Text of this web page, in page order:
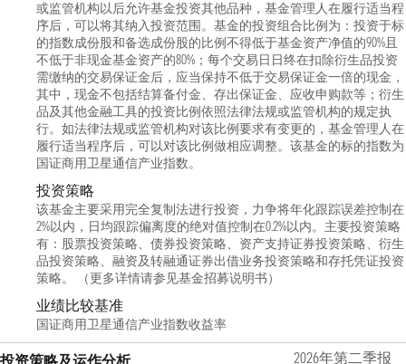
或监管机构以后允许基金投资其他品种，基金管理人在履行适当程
序后，可以将其纳入投资范围。基金的投资组合比例为：投资于标
的指数成份股和备选成份股的比例不得低于基金资产净值的90%且
不低于非现金基金资产的80%；每个交易日日终在扣除衍生品投资
需缴纳的交易保证金后，应当保持不低于交易保证金一倍的现金，
其中，现金不包括结算备付金、存出保证金、应收申购款等；衍生
品及其他金融工具的投资比例依照法律法规或监管机构的规定执
行。如法律法规或监管机构对该比例要求有变更的，基金管理人在
履行适当程序后，可以对该比例做相应调整。该基金的标的指数为
国证商用卫星通信产业指数。
投资策略
该基金主要采用完全复制法进行投资，力争将年化跟踪误差控制在
2%以内，日均跟踪偏离度的绝对值控制在0.2%以内。主要投资策略
有：股票投资策略、债券投资策略、资产支持证券投资策略、衍生
品投资策略、融资及转融通证券出借业务投资策略和存托凭证投资
策略。 （更多详情请参见基金招募说明书）
业绩比较基准
国证商用卫星通信产业指数收益率
投资策略及运作分析 2026年第二季报